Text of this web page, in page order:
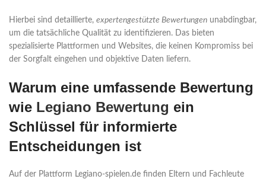
Hierbei sind detaillierte, expertengestützte Bewertungen unabdingbar,
um die tatsächliche Qualität zu identifizieren. Das bieten
spezialisierte Plattformen und Websites, die keinen Kompromiss bei
der Sorgfalt eingehen und objektive Daten liefern.
Warum eine umfassende Bewertung
wie Legiano Bewertung ein
Schlüssel für informierte
Entscheidungen ist
Auf der Plattform Legiano-spielen.de finden Eltern und Fachleute